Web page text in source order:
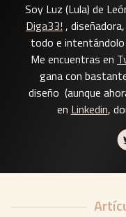
Soy Luz (Lula) de
Diga33! ,
todo e
Me encuentras en
gana con
diseño (aunque
en Linkedin,